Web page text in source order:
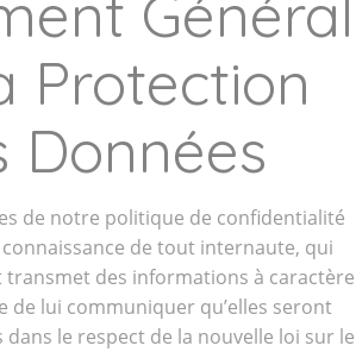
Protection
Données
de notre politique de confidentialité
de tout internaute, qui
transmet des informations à caractère
de lui communiquer qu’elles seront
le respect de la nouvelle loi sur le